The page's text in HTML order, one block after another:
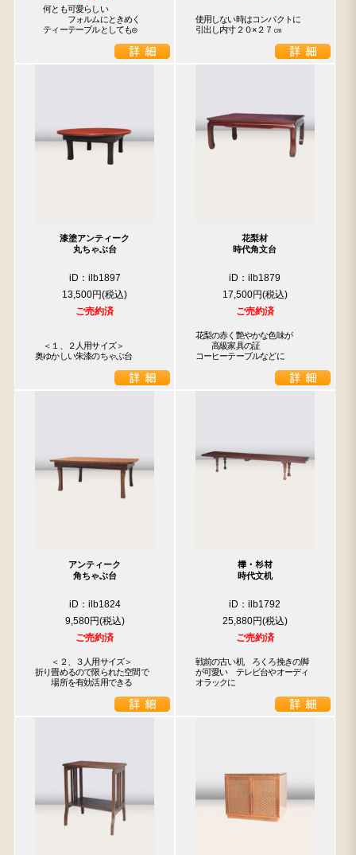
何とも可愛らしい
フォルムにときめく
ティーテーブルとしても◎
使用しない時はコンパクトに
引出し内寸２０×２７㎝
漆塗アンティーク
丸ちゃぶ台
iD：ilb1897
13,500円
ご売約済
＜１、２人用サイズ＞
奥ゆかしい朱漆のちゃぶ台
花梨材
時代角文台
iD：ilb1879
17,500円
ご売約済
花梨の赤く艶やかな色味が
高級家具の証
コーヒーテーブルなどに
アンティーク
角ちゃぶ台
iD：ilb1824
9,580円
ご売約済
＜２、３人用サイズ＞
折り畳めるので限られた空間で
場所を有効活用できる
﨔・杉材
時代文机
iD：ilb1792
25,880円
ご売約済
戦前の古い机　ろくろ挽きの脚
が可愛い　テレビ台やオーディ
オラックに